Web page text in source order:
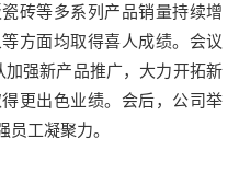
砖等多系列产品销量持续增
方面均取得喜人成绩。会议
强新产品推广，大力开拓新
更出色业绩。会后，公司举
工凝聚力。